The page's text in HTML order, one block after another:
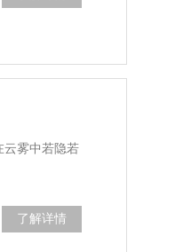
云雾中若隐若
了解详情